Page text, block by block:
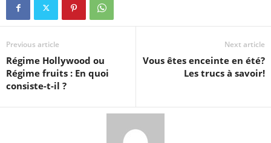
Previous article
Régime Hollywood ou
Régime fruits : En quoi
consiste-t-il ?
Next article
Vous êtes enceinte en été?
Les trucs à savoir!